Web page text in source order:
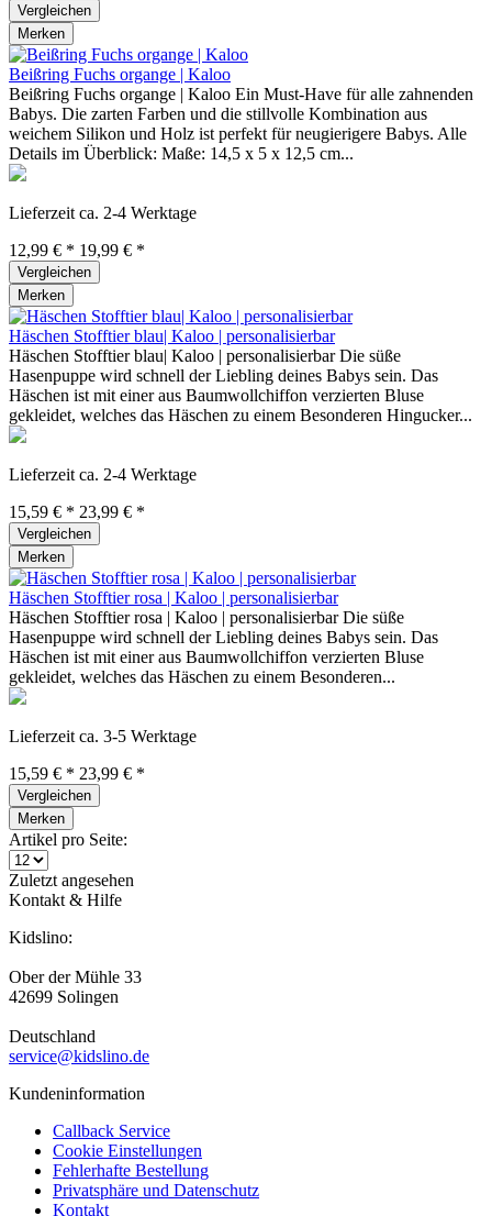
Vergleichen
Merken
Beißring Fuchs organge | Kaloo
Beißring Fuchs organge | Kaloo Ein Must-Have für alle zahnenden
Babys. Die zarten Farben und die stillvolle Kombination aus
weichem Silikon und Holz ist perfekt für neugierigere Babys. Alle
Details im Überblick: Maße: 14,5 x 5 x 12,5 cm...
Lieferzeit ca. 2-4 Werktage
12,99 € * 19,99 € *
Vergleichen
Merken
Häschen Stofftier blau| Kaloo | personalisierbar
Häschen Stofftier blau| Kaloo | personalisierbar Die süße
Hasenpuppe wird schnell der Liebling deines Babys sein. Das
Häschen ist mit einer aus Baumwollchiffon verzierten Bluse
gekleidet, welches das Häschen zu einem Besonderen Hingucker...
Lieferzeit ca. 2-4 Werktage
15,59 € * 23,99 € *
Vergleichen
Merken
Häschen Stofftier rosa | Kaloo | personalisierbar
Häschen Stofftier rosa | Kaloo | personalisierbar Die süße
Hasenpuppe wird schnell der Liebling deines Babys sein. Das
Häschen ist mit einer aus Baumwollchiffon verzierten Bluse
gekleidet, welches das Häschen zu einem Besonderen...
Lieferzeit ca. 3-5 Werktage
15,59 € * 23,99 € *
Vergleichen
Merken
Artikel pro Seite:
Zuletzt angesehen
Kontakt & Hilfe
Kidslino:
Ober der Mühle 33
42699 Solingen
Deutschland
service@kidslino.de
Kundeninformation
Callback Service
Cookie Einstellungen
Fehlerhafte Bestellung
Privatsphäre und Datenschutz
Kontakt